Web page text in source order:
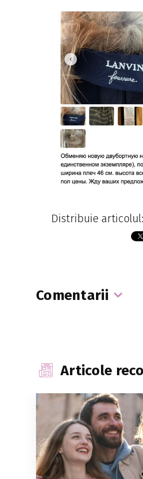
Distribuie articolul:
Comentarii
Articole